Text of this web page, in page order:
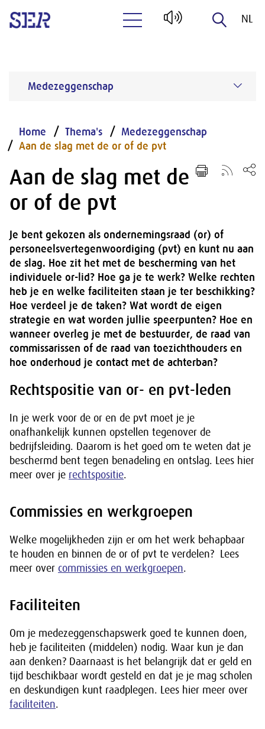
NL
Medezeggenschap
Home Thema's
Medezeggenschap
Aan de slag met de or of de pvt
Aan de slag met de
or of de pvt
Je bent gekozen als ondernemingsraad (or) of
personeelsvertegenwoordiging (pvt) en kunt nu aan
de slag. Hoe zit het met de bescherming van het
individuele or-lid? Hoe ga je te werk? Welke rechten
heb je en welke faciliteiten staan je ter beschikking?
Hoe verdeel je de taken? Wat wordt de eigen
strategie en wat worden jullie speerpunten? Hoe en
wanneer overleg je met de bestuurder, de raad van
commissarissen of de raad van toezichthouders en
hoe onderhoud je contact met de achterban?
Rechtspositie van or- en pvt-leden
In je werk voor de or en de pvt moet je je
onafhankelijk kunnen opstellen tegenover de
bedrijfsleiding. Daarom is het goed om te weten dat je
beschermd bent tegen benadeling en ontslag. Lees hier
meer over je rechtspositie.
Commissies en werkgroepen
Welke mogelijkheden zijn er om het werk behapbaar
te houden en binnen de or of pvt te verdelen? Lees
meer over commissies en werkgroepen.
Faciliteiten
Om je medezeggenschapswerk goed te kunnen doen,
heb je faciliteiten (middelen) nodig. Waar kun je dan
aan denken? Daarnaast is het belangrijk dat er geld en
tijd beschikbaar wordt gesteld en dat je je mag scholen
en deskundigen kunt raadplegen. Lees hier meer over
faciliteiten.